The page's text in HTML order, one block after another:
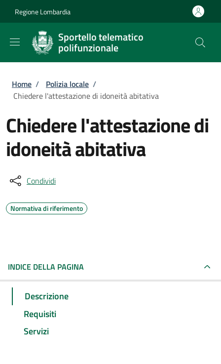
Regione Lombardia
Sportello telematico
polifunzionale
Briciole di pane
Home / Polizia locale /
Chiedere l'attestazione di idoneità abitativa
Chiedere l'attestazione di
idoneità abitativa
Condividi
Normativa di riferimento
INDICE DELLA PAGINA
Descrizione
Requisiti
Servizi